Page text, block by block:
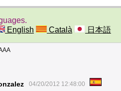
English Català 日本語
04/20/2012 12:48:00